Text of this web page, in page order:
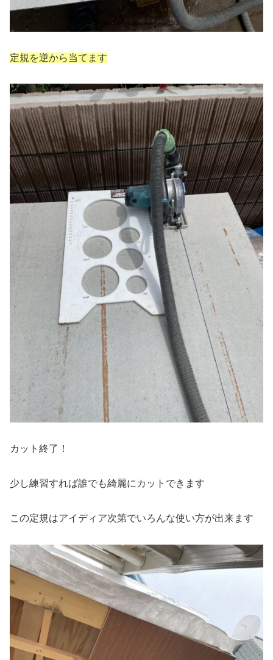
定規を逆から当てます
カット終了！
少し練習すれば誰でも綺麗にカットできます
この定規はアイディア次第でいろんな使い方が出来ます